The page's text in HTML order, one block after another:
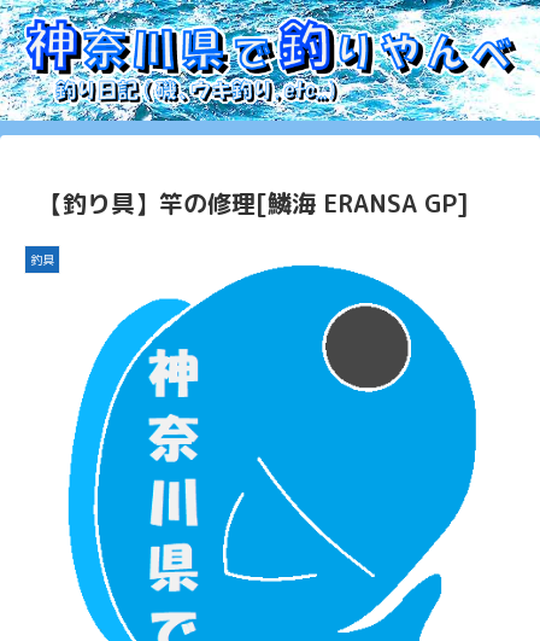
【釣り具】竿の修理[鱗海 ERANSA GP]
釣具